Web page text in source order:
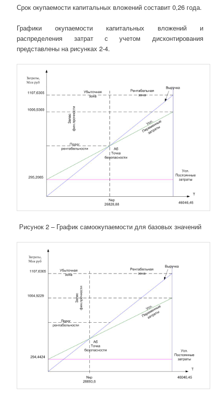
Срок окупаемости капитальных вложений составит 0,26 года.
Графики окупаемости капитальных вложений и
распределения затрат с учетом дисконтирования
представлены на рисунках 2-4.
Рисунок 2 – График самоокупаемости для базовых значений